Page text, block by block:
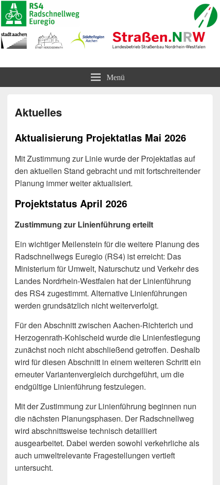
Radschnellweg Euregio (RS4)
Menü
Aktuelles
Aktualisierung Projektatlas Mai 2026
Mit Zustimmung zur Linie wurde der Projektatlas auf
den aktuellen Stand gebracht und mit fortschreitender
Planung immer weiter aktualisiert.
Projektstatus April 2026
Zustimmung zur Linienführung erteilt
Ein wichtiger Meilenstein für die weitere Planung des
Radschnellwegs Euregio (RS4) ist erreicht: Das
Ministerium für Umwelt, Naturschutz und Verkehr des
Landes Nordrhein-Westfalen hat der Linienführung
des RS4 zugestimmt. Alternative Linienführungen
werden grundsätzlich nicht weiterverfolgt.
Für den Abschnitt zwischen Aachen-Richterich und
Herzogenrath-Kohlscheid wurde die Linienfestlegung
zunächst noch nicht abschließend getroffen. Deshalb
wird für diesen Abschnitt in einem weiteren Schritt ein
erneuter Variantenvergleich durchgeführt, um die
endgültige Linienführung festzulegen.
Mit der Zustimmung zur Linienführung beginnen nun
die nächsten Planungsphasen. Der Radschnellweg
wird abschnittsweise technisch detailliert
ausgearbeitet. Dabei werden sowohl verkehrliche als
auch umweltrelevante Fragestellungen vertieft
untersucht.